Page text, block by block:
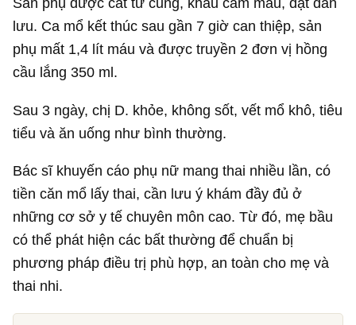
lưu. Ca mổ kết thúc sau gần 7 giờ can thiệp, sản
phụ mất 1,4 lít máu và được truyền 2 đơn vị hồng
cầu lắng 350 ml.
Sau 3 ngày, chị D. khỏe, không sốt, vết mổ khô, tiêu
tiểu và ăn uống như bình thường.
Bác sĩ khuyến cáo phụ nữ mang thai nhiều lần, có
tiền căn mổ lấy thai, cần lưu ý khám đầy đủ ở
những cơ sở y tế chuyên môn cao. Từ đó, mẹ bầu
có thể phát hiện các bất thường để chuẩn bị
phương pháp điều trị phù hợp, an toàn cho mẹ và
thai nhi.